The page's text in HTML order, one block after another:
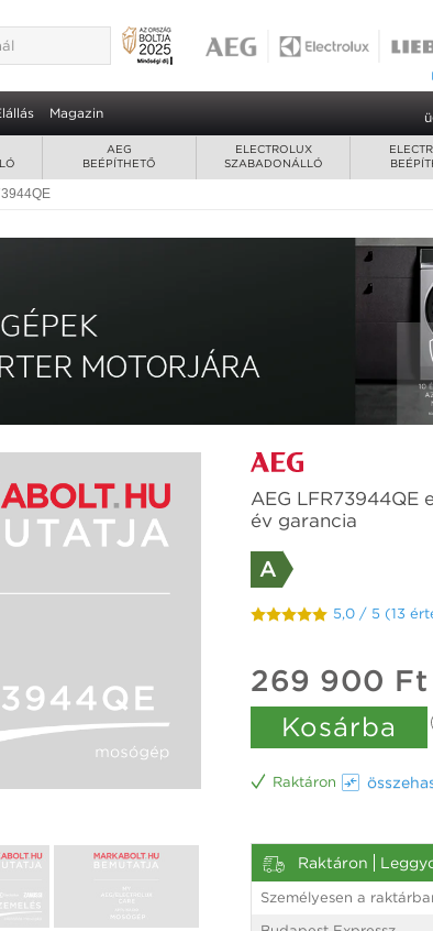
Magazin
AEG
BEÉPÍTHETŐ
ELECTROLUX
SZABADONÁLLÓ
AEG LFR73944QE
év garancia
A
5,0 / 5 (13
269 900 Ft
Kosárba
Raktáron
Raktáron
Személyesen a
3 év garancia 269